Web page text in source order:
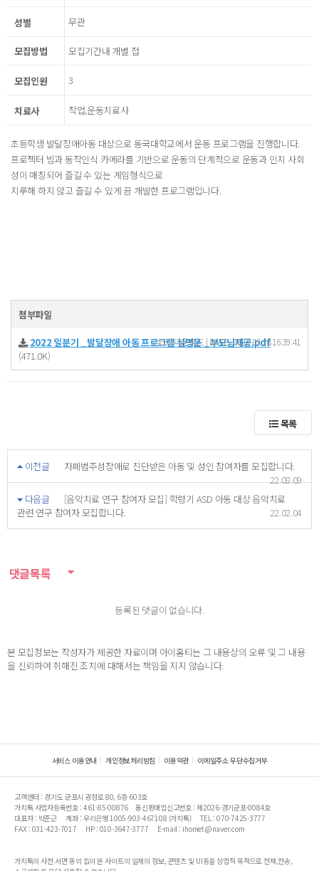
성별 무관
모집방법 모집기간내 개별 접
모집인원 3
치료사 작업,운동치료사
초등학생 발달장애아동 대상으로 동국대학교에서 운동 프로그램을 진행합니다.
프로젝터 빔과 동작인식 카메라를 기반으로 운동의 단계적으로 운동과 인지 사회
성이 매칭되어 즐길 수 있는 게임형식으로
지루해 하지 않고 즐길 수 있게 끔 개발한 프로그램입니다.
첨부파일
2022 일분기 _발달장애 아동 프로그램 설명문 _부모님제공.pdf
(471.0K)
45회 다운로드 | DATE : 2022-03-28 16:39:41
목록
이전글
자폐범주성장애로 진단받은 아동 및 성인 참여자를 모집합니다.
22.08.09
다음글
[음악치료 연구 참여자 모집] 학령기 ASD 아동 대상 음악치료
관련 연구 참여자 모집합니다.
22.02.04
댓글목록
등록된 댓글이 없습니다.
본 모집정보는 작성자가 제공한 자료이며 아이홈티는 그 내용상의 오류 및 그 내용
을 신뢰하여 취해진 조치에 대해서는 책임을 지지 않습니다.
서비스 이용안내 개인정보처리방침 이용약관 이메일주소 무단수집거부
고객센터 : 경기도 군포시 광정로 80, 6층 603호
가치톡 사업자등록번호 : 461-85-00876
통신판매업신고번호 : 제2026-경기군포-0084호
대표자 : 박준근
계좌 : 우리은행 1005-903-467108 (가치톡)
TEL : 070-7425-3777
FAX : 031-423-7017
HP : 010-3647-3777 E-mail : ihomet@naver.com
가치톡의 사전 서면 동의 없이 본 사이트의 일체의 정보, 콘텐츠 및 UI등을 상업적 목적으로 전재,전송,